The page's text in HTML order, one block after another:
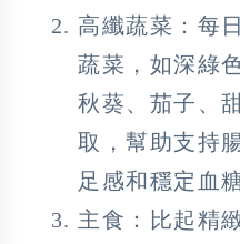
高纖蔬菜：每
蔬菜，如深綠
秋葵、茄子、
取，幫助支持
足感和穩定血糖
主食：比起精